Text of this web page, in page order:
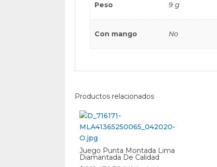
Peso 9 g
Con mango No
Productos relacionados
Juego Punta Montada Lima
Diamantada De Calidad